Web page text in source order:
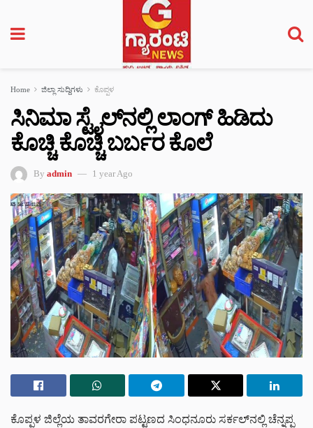
Home ಜಿಲ್ಲಾ ಸುದ್ದಿಗಳು ಕೊಪ್ಪಳ
ಸಿನಿಮಾ ಸ್ಟೈಲ್‌‌ನಲ್ಲಿ ಲಾಂಗ್ ಹಿಡಿದು
ಕೊಚ್ಚಿ ಕೊಚ್ಚಿ ಬರ್ಬರ ಕೊಲೆ
By admin 1 year Ago
ಕೊಪ್ಪಳ ಜಿಲ್ಲೆಯ ತಾವರಗೇರಾ ಪಟ್ಟಣದ ಸಿಂಧನೂರು ಸರ್ಕಲ್‌ನಲ್ಲಿ ಚೆನ್ನಪ್ಪ